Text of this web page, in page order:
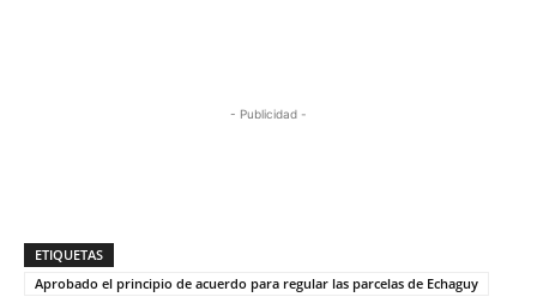
- Publicidad -
ETIQUETAS
Aprobado el principio de acuerdo para regular las parcelas de Echaguy